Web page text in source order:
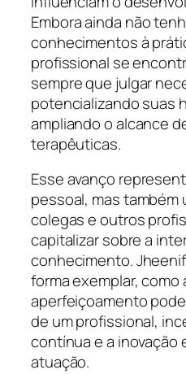
Embora ainda não
conhecimentos à
profissional se
sempre que julgar
potencializando suas
ampliando o alcance
terapêuticas.
Esse avanço
pessoal, mas também
colegas e outros
capitalizar sobre a
conhecimento.
forma exemplar, como
aperfeiçoamento
de um profissional,
contínua e a inovação
atuação.